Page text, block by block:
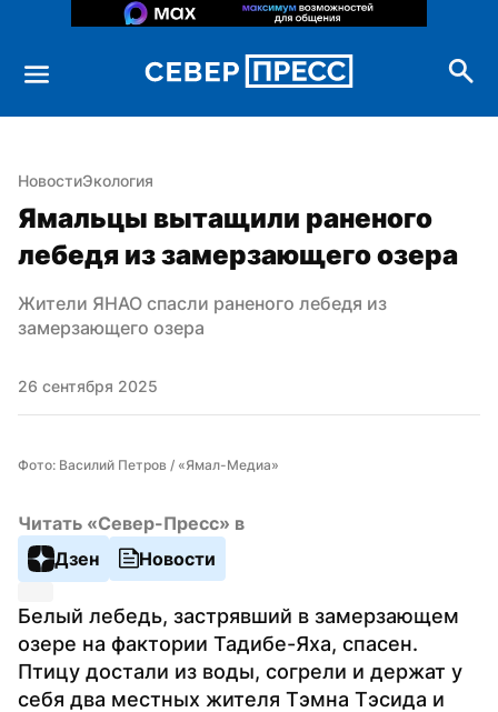
НовостиЭкология
Ямальцы вытащили раненого
лебедя из замерзающего озера
Жители ЯНАО спасли раненого лебедя из
замерзающего озера
26 сентября 2025
Фото: Василий Петров / «Ямал-Медиа»
Читать «Север-Пресс» в
Дзен
Новости
Белый лебедь, застрявший в замерзающем
озере на фактории Тадибе-Яха, спасен.
Птицу достали из воды, согрели и держат у
себя два местных жителя Тэмна Тэсида и